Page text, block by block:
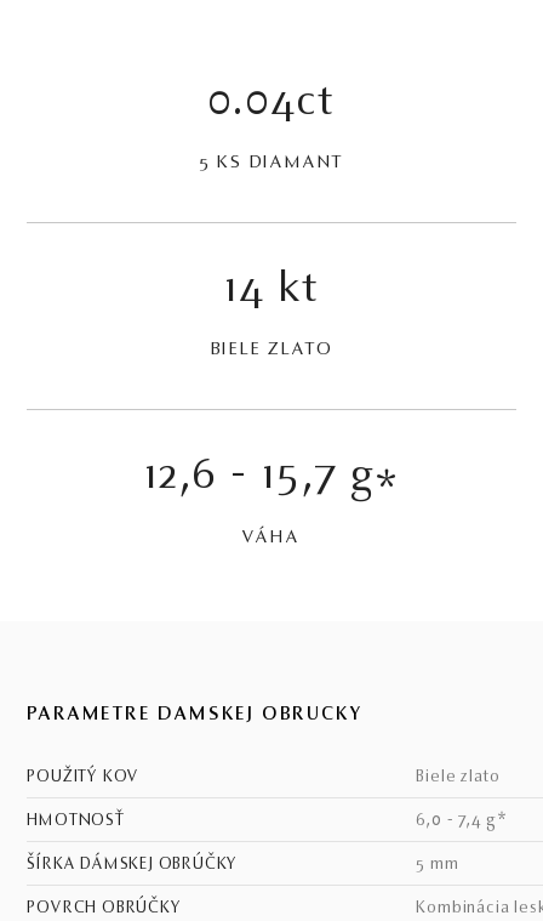
0.04ct
5 KS DIAMANT
14 kt
BIELE ZLATO
12,6 - 15,7 g*
VÁHA
PARAMETRE DÁMSKEJ OBRÚČKY
POUŽITÝ KOV biele zlato
HMOTNOSŤ 6,0 - 7,4 g*
ŠÍRKA DÁMSKEJ OBRÚČKY 5 mm
POVRCH OBRÚČKY kombinácia